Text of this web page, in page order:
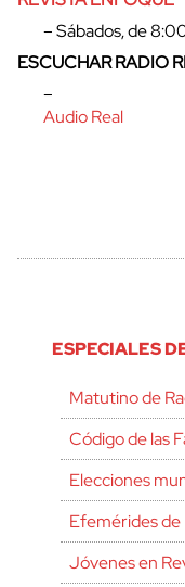
– Sábados, de
ESCUCHAR RADIO
–
Audio Real
ESPECIALES
Matutino de
Código de las
Elecciones
Efemérides de
Jóvenes en